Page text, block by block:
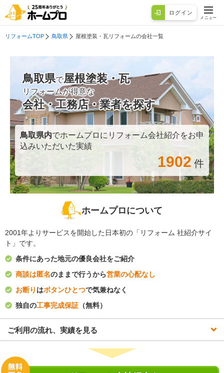
ログイン
メニュー
リフォームTOP 鳥取県 屋根塗装・瓦リフォームの会社一覧
鳥取県で屋根塗装・瓦
リフォームが得意な
会社・工務店・業者を探す
鳥取県内でホームプロにリフォーム会社紹介をお申
込みいただいた実績
1902 件
ホームプロについて
2001年よりサービスを開始した日本初の「リフォーム 社紹介サイ
ト」です。
条件にあった地元の優良会社をご紹介
商談は匿名のままで行うから営業の心配なし
お断り はボタンひとつで気兼ねなく
独自の工事完成保証 （無料）
ご利用の流れ、実績を見る